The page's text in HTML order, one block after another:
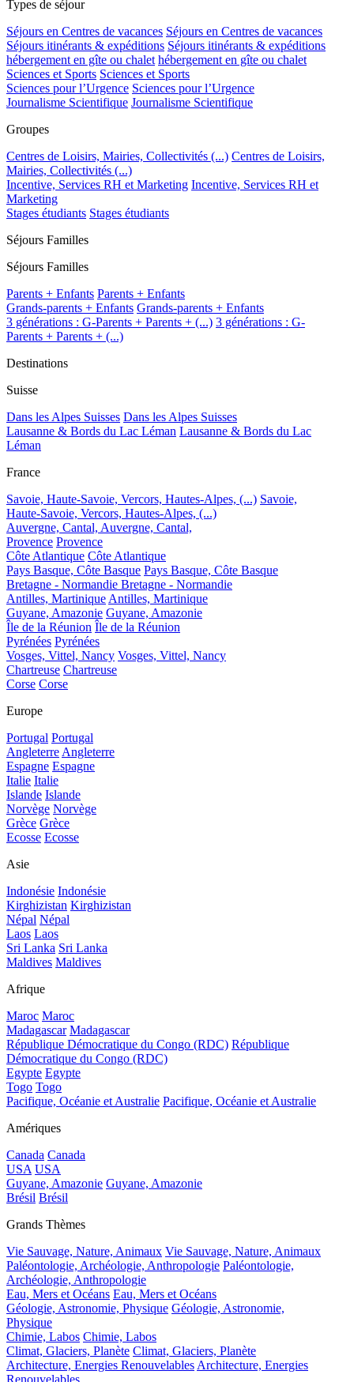
Types de séjour
Séjours en Centres de vacances Séjours en Centres de vacances
Séjours itinérants & expéditions Séjours itinérants & expéditions
hébergement en gîte ou chalet hébergement en gîte ou chalet
Sciences et Sports Sciences et Sports
Sciences pour l’Urgence Sciences pour l’Urgence
Journalisme Scientifique Journalisme Scientifique
Groupes
Centres de Loisirs, Mairies, Collectivités (...) Centres de Loisirs,
Mairies, Collectivités (...)
Incentive, Services RH et Marketing Incentive, Services RH et
Marketing
Stages étudiants Stages étudiants
Séjours Familles
Séjours Familles
Parents + Enfants Parents + Enfants
Grands-parents + Enfants Grands-parents + Enfants
3 générations : G-Parents + Parents + (...) 3 générations : G-
Parents + Parents + (...)
Destinations
Suisse
Dans les Alpes Suisses Dans les Alpes Suisses
Lausanne & Bords du Lac Léman Lausanne & Bords du Lac
Léman
France
Savoie, Haute-Savoie, Vercors, Hautes-Alpes, (...) Savoie,
Haute-Savoie, Vercors, Hautes-Alpes, (...)
Auvergne, Cantal, Auvergne, Cantal,
Provence Provence
Côte Atlantique Côte Atlantique
Pays Basque, Côte Basque Pays Basque, Côte Basque
Bretagne - Normandie Bretagne - Normandie
Antilles, Martinique Antilles, Martinique
Guyane, Amazonie Guyane, Amazonie
Île de la Réunion Île de la Réunion
Pyrénées Pyrénées
Vosges, Vittel, Nancy Vosges, Vittel, Nancy
Chartreuse Chartreuse
Corse Corse
Europe
Portugal Portugal
Angleterre Angleterre
Espagne Espagne
Italie Italie
Islande Islande
Norvège Norvège
Grèce Grèce
Ecosse Ecosse
Asie
Indonésie Indonésie
Kirghizistan Kirghizistan
Népal Népal
Laos Laos
Sri Lanka Sri Lanka
Maldives Maldives
Afrique
Maroc Maroc
Madagascar Madagascar
République Démocratique du Congo (RDC) République
Démocratique du Congo (RDC)
Egypte Egypte
Togo Togo
Pacifique, Océanie et Australie Pacifique, Océanie et Australie
Amériques
Canada Canada
USA USA
Guyane, Amazonie Guyane, Amazonie
Brésil Brésil
Grands Thèmes
Vie Sauvage, Nature, Animaux Vie Sauvage, Nature, Animaux
Paléontologie, Archéologie, Anthropologie Paléontologie,
Archéologie, Anthropologie
Eau, Mers et Océans Eau, Mers et Océans
Géologie, Astronomie, Physique Géologie, Astronomie,
Physique
Chimie, Labos Chimie, Labos
Climat, Glaciers, Planète Climat, Glaciers, Planète
Architecture, Energies Renouvelables Architecture, Energies
Renouvelables